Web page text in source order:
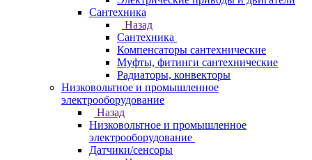
Сантехника
Назад
Сантехника
Компенсаторы сантехнические
Муфты, фитинги сантехнические
Радиаторы, конвекторы
Низковольтное и промышленное
электрооборудование
Назад
Низковольтное и промышленное
электрооборудование
Датчики/сенсоры